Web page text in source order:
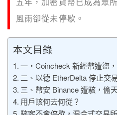
五年，加密貨幣已成為眾
風雨卻從未停歇。
本文目錄
一・Coincheck 新經幣遭盜
二、以德 EtherDelta 停止交
三、幣安 Binance 遭駭，偷
用戶該何去何從？